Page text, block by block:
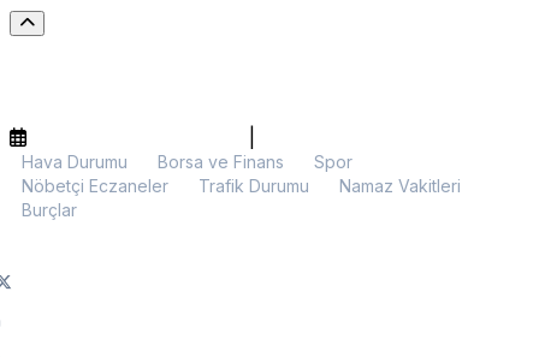
Hava Durumu Borsa ve Finans
Spor
Nöbetçi Eczaneler
Trafik Durumu
Namaz Vakitleri
Burçlar